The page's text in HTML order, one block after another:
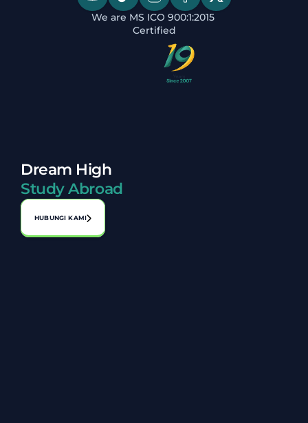
We are MS ICO 900:1:2015
Certified
Dream High
Study Abroad
HUBUNGI KAMI